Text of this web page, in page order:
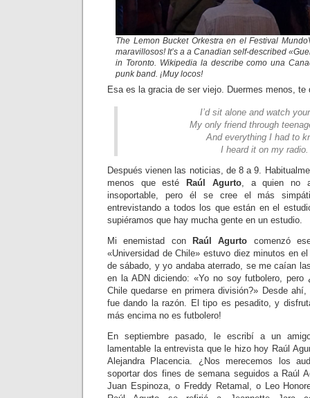
The Lemon Bucket Orkestra en el Festival
maravillosos! It’s a a Canadian self-described
in Toronto. Wikipedia la describe como una
punk band. ¡Muy locos!
Esa es la gracia de ser viejo. Duermes menos, te
I’d sit alone and watch
My only friend through
And everything I had to
I heard it on my radio.
Después vienen las noticias, de 8 a 9.
menos que esté
Raúl Agurto, a quien no
insoportable, pero él se cree el más
entrevistando a todos los que están en el
supiéramos que hay mucha gente en un estudio.
Mi enemistad con
Raúl Agurto comenzó
«Universidad de Chile» estuvo diez minutos en
de sábado, y yo andaba aterrado, se me caían
en la ADN diciendo: «Yo no soy futbolero, pero
Chile quedarse en primera división?» Desde
fue dando la razón. El tipo es pesadito, y
más encima no es futbolero!
En septiembre pasado, le escribí a un
lamentable la entrevista que le hizo hoy Raúl
Alejandra Placencia. ¿Nos merecemos los
soportar dos fines de semana seguidos a Raúl
Juan Espinoza, o Freddy Retamal, o Leo